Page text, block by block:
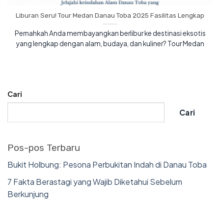
Liburan Seru! Tour Medan Danau Toba 2025 Fasilitas Lengkap
Pernahkah Anda membayangkan berlibur ke destinasi eksotis
yang lengkap dengan alam, budaya, dan kuliner? Tour Medan
Cari
Cari
Pos-pos Terbaru
Bukit Holbung: Pesona Perbukitan Indah di Danau Toba
7 Fakta Berastagi yang Wajib Diketahui Sebelum
Berkunjung